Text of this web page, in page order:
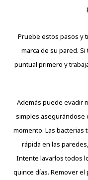
Pruebe estos pasos y
marca de su pared.
puntual primero y
Además puede evadir
simples asegurándose
momento. Las bacterias
rápida en las
Intente lavarlos todos
quince días. Remover